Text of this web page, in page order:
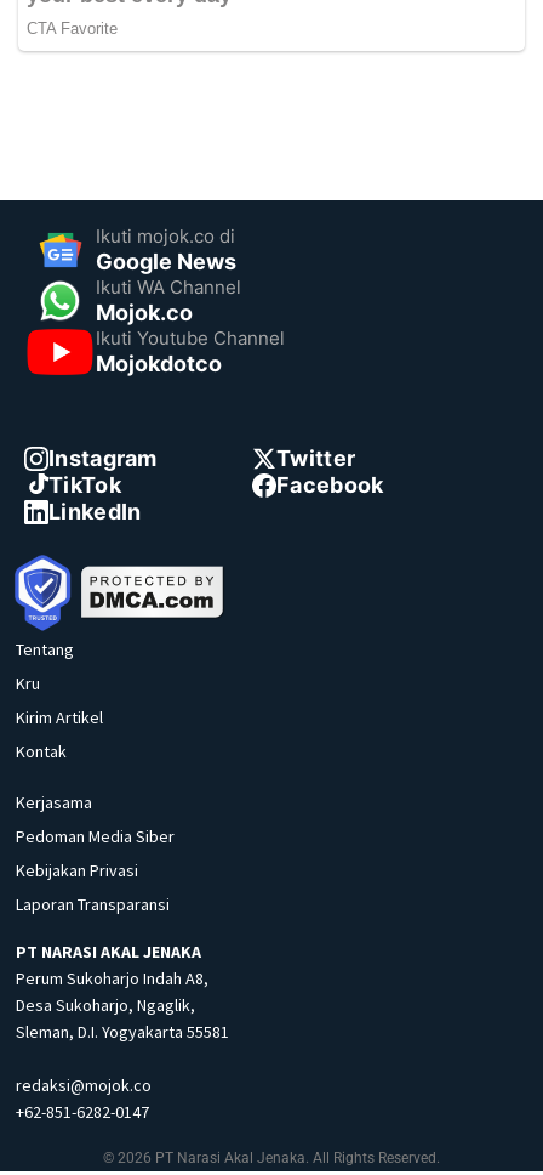
Ikuti mojok.co di
Google News
Ikuti WA Channel
Mojok.co
Ikuti Youtube Channel
Mojokdotco
Instagram
Twitter
TikTok
Facebook
LinkedIn
Tentang
Kru
Kirim Artikel
Kontak
Kerjasama
Pedoman Media Siber
Kebijakan Privasi
Laporan Transparansi
PT NARASI AKAL JENAKA
Perum Sukoharjo Indah A8,
Desa Sukoharjo, Ngaglik,
Sleman, D.I. Yogyakarta 55581
redaksi@mojok.co
+62-851-6282-0147
© 2026 PT Narasi Akal Jenaka. All Rights Reserved.